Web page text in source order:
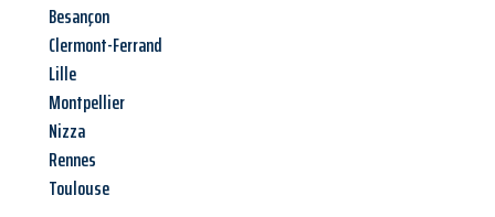
Besançon
Clermont-Ferrand
Lille
Montpellier
Nizza
Rennes
Toulouse